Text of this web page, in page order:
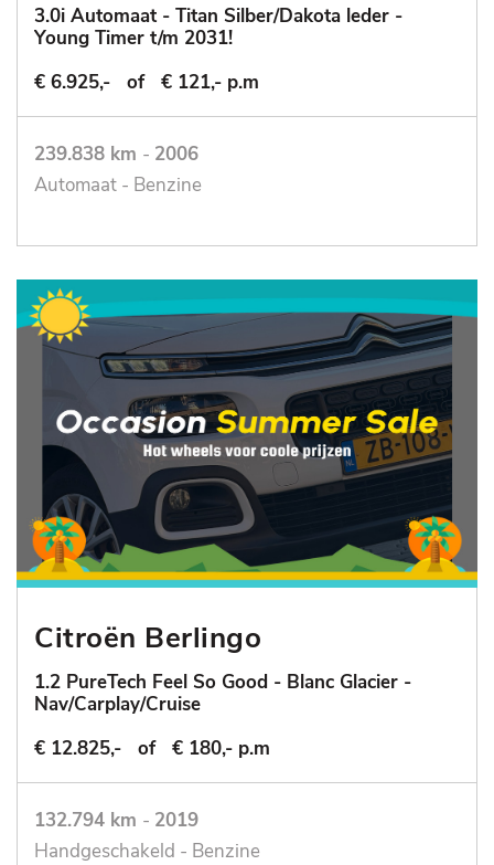
3.0i Automaat - Titan Silber/Dakota leder -
Young Timer t/m 2031!
€ 6.925,-
of € 121,- p.m
239.838 km - 2006
Automaat - Benzine
Citroën Berlingo
1.2 PureTech Feel So Good - Blanc Glacier -
Nav/Carplay/Cruise
€ 12.825,-
of € 180,- p.m
132.794 km - 2019
Handgeschakeld - Benzine